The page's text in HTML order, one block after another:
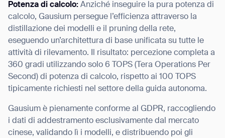
Potenza di calcolo: Anziché inseguire la pura potenza di
calcolo, Gausium persegue l’efficienza attraverso la
distillazione dei modelli e il pruning della rete,
eseguendo un’architettura di base unificata su tutte le
attività di rilevamento. Il risultato: percezione completa a
360 gradi utilizzando solo 6 TOPS (Tera Operations Per
Second) di potenza di calcolo, rispetto ai 100 TOPS
tipicamente richiesti nel settore della guida autonoma.
Gausium è pienamente conforme al GDPR, raccogliendo
i dati di addestramento esclusivamente dal mercato
cinese, validando lì i modelli, e distribuendo poi gli